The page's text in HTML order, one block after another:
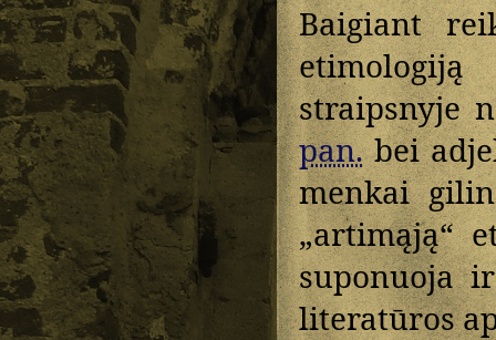
Baigiant
straipsnyje
pan.bei
menkai
„artimąją“
suponuoja
literatūros